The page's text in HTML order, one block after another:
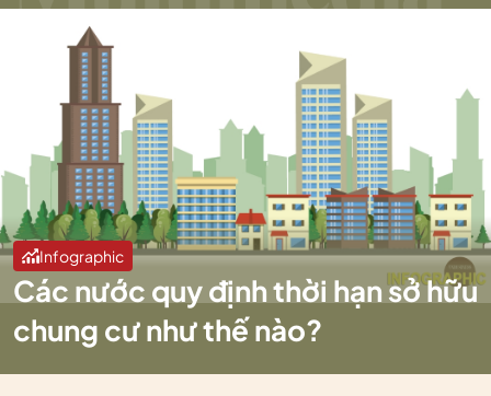
Infographic
Các nước quy định thời hạn sở hữu
chung cư như thế nào?